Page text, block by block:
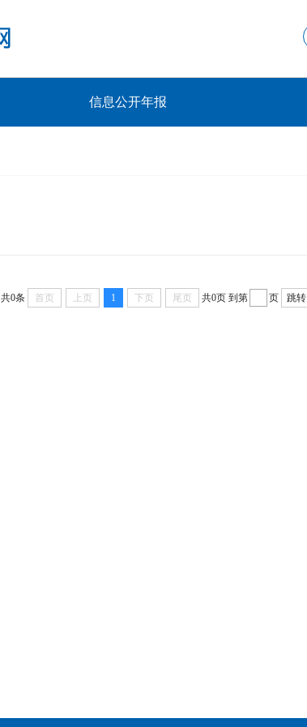
信息公开年报
共0条 首页 上页 1 下页 尾页 共0页 到第 页 跳转